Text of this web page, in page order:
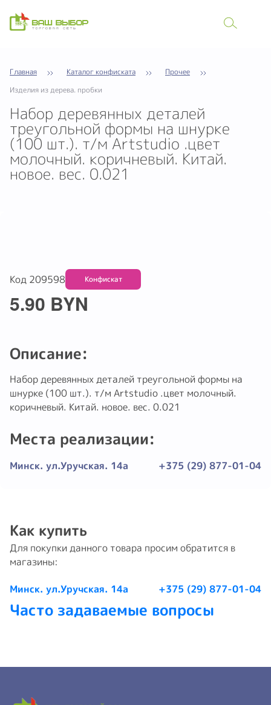
Главная Каталог конфиската
Прочее
Изделия из дерева. пробки
Набор деревянных деталей
треугольной формы на шнурке
(100 шт.). т/м Artstudio .цвет
молочный. коричневый. Китай.
новое. вес. 0.021
Код 209598 Конфискат
5.90 BYN
Описание:
Набор деревянных деталей треугольной формы на
шнурке (100 шт.). т/м Artstudio .цвет молочный.
коричневый. Китай. новое. вес. 0.021
Места реализации:
Минск. ул.Уручская. 14а +375 (29) 877-01-04
Как купить
Для покупки данного товара просим обратится в
магазины:
Минск. ул.Уручская. 14а +375 (29) 877-01-04
Часто задаваемые вопросы